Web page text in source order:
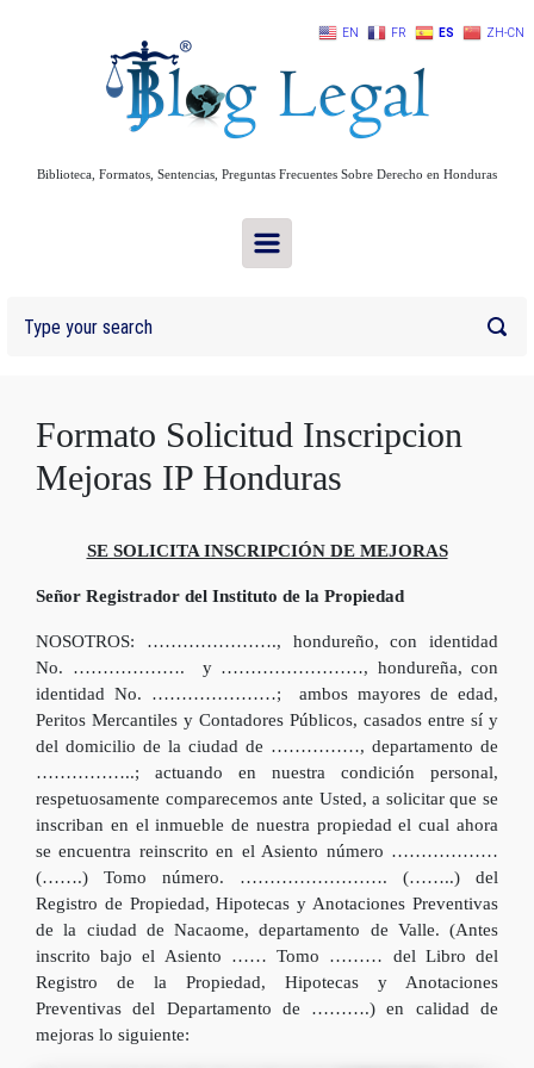
Biblioteca, Formatos, Sentencias, Preguntas Frecuentes Sobre Derecho en Honduras
Formato Solicitud Inscripcion
Mejoras IP Honduras
SE SOLICITA INSCRIPCIÓN DE MEJORAS
Señor Registrador del Instituto de la Propiedad
NOSOTROS: …………………., hondureño, con identidad
No. ………………. y ……………………, hondureña, con
identidad No. …………………; ambos mayores de edad,
Peritos Mercantiles y Contadores Públicos, casados entre sí y
del domicilio de la ciudad de ……………, departamento de
……………..; actuando en nuestra condición personal,
respetuosamente comparecemos ante Usted, a solicitar que se
inscriban en el inmueble de nuestra propiedad el cual ahora
se encuentra reinscrito en el Asiento número ………………
(…….) Tomo número. ……………………. (……..) del
Registro de Propiedad, Hipotecas y Anotaciones Preventivas
de la ciudad de Nacaome, departamento de Valle. (Antes
inscrito bajo el Asiento …… Tomo ……… del Libro del
Registro de la Propiedad, Hipotecas y Anotaciones
Preventivas del Departamento de ……….) en calidad de
mejoras lo siguiente:
EN FR ES ZH-CN